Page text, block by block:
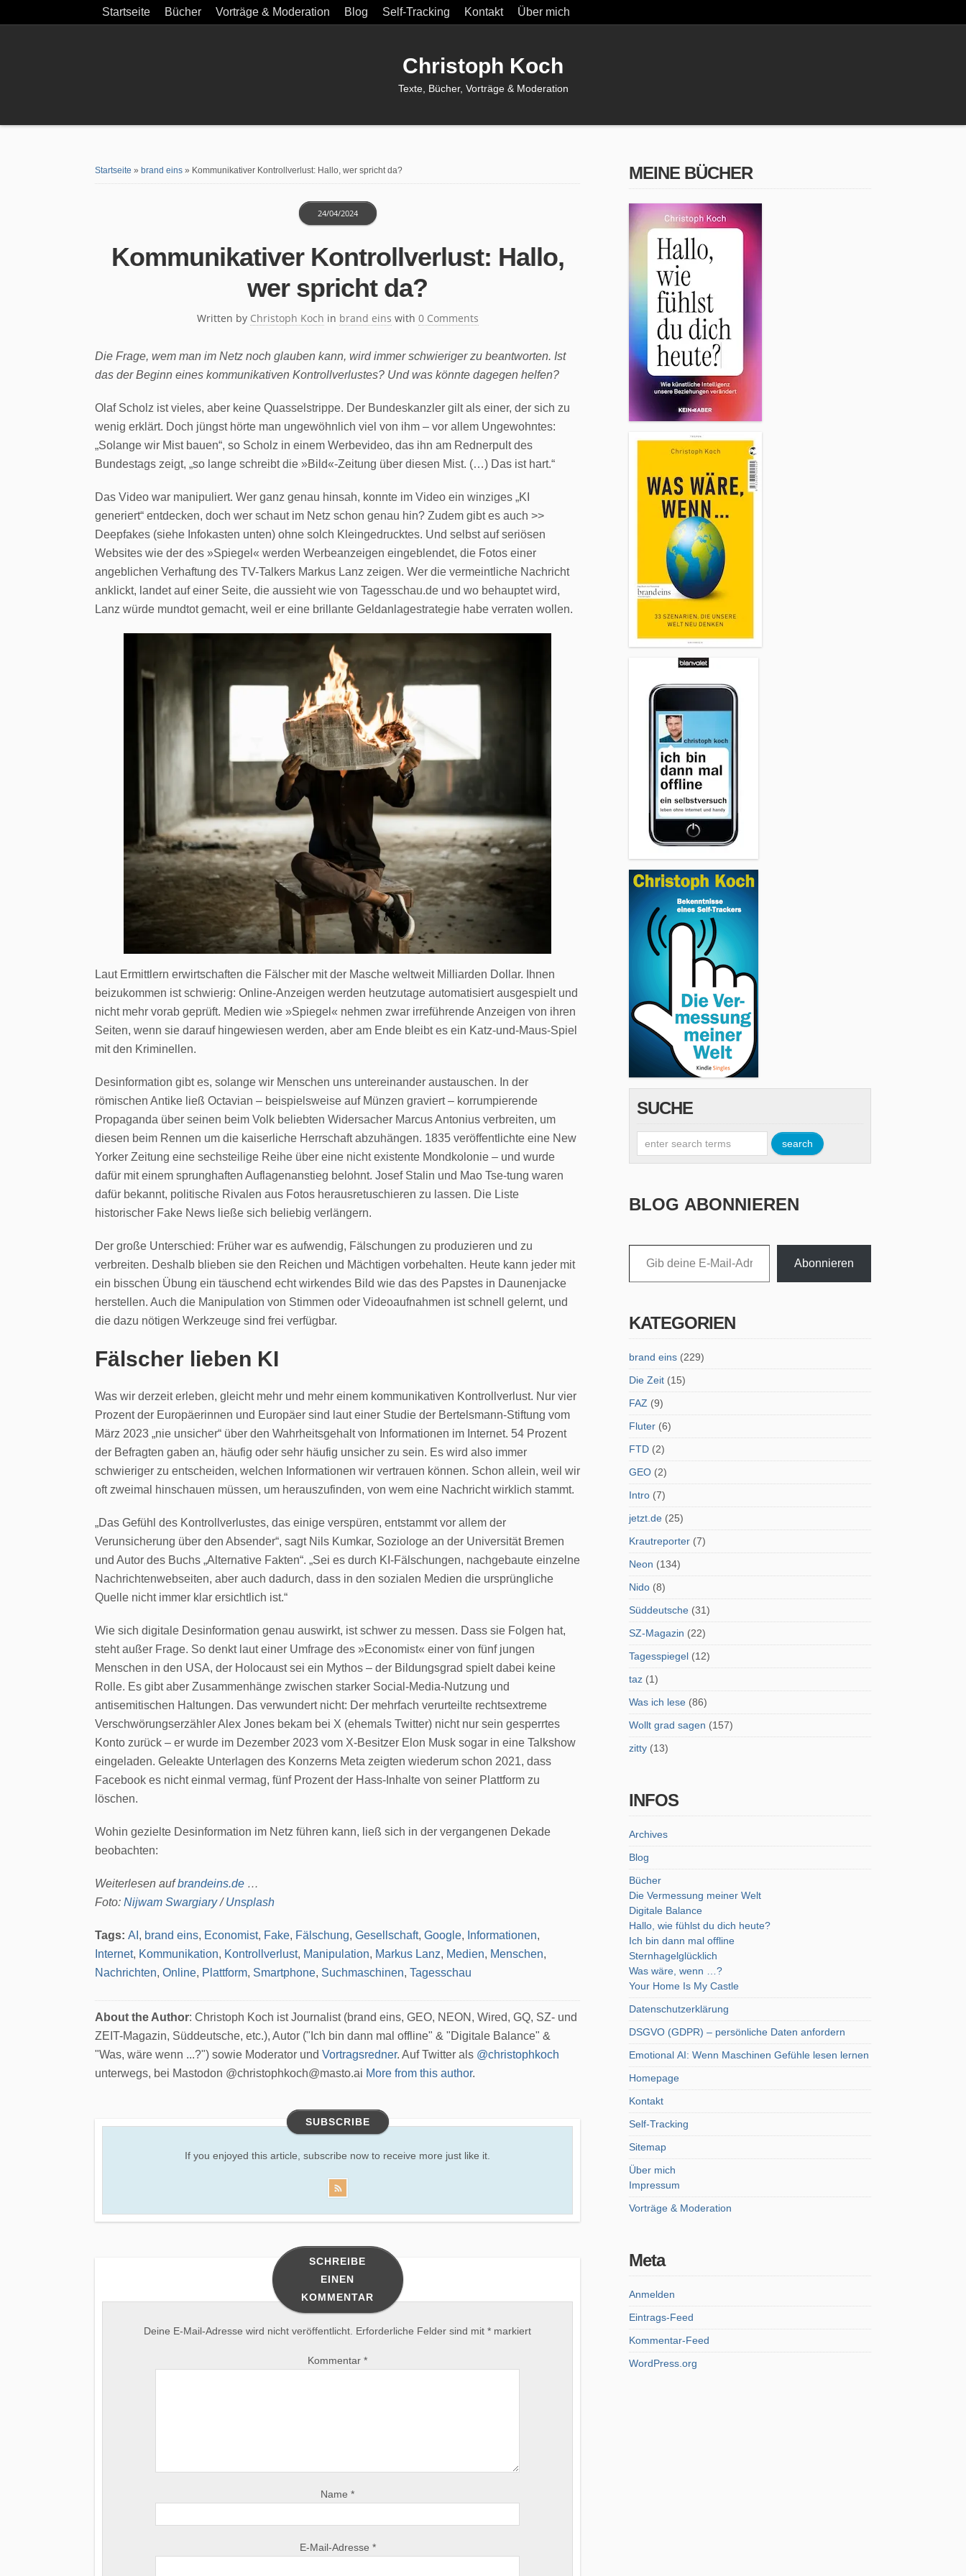
Startseite Bücher Vorträge & Moderation Blog Self-Tracking Kontakt Über mich
Christoph Koch
Texte, Bücher, Vorträge & Moderation
Startseite » brand eins » Kommunikativer Kontrollverlust: Hallo, wer spricht da?
Kommunikativer Kontrollverlust: Hallo,
wer spricht da?
Written by Christoph Koch
24/04/2024
in brand eins with 0 Comments
Die Frage, wem man im Netz noch glauben kann, wird immer schwieriger zu beantworten. Ist
das der Beginn eines kommunikativen Kontrollverlustes? Und was könnte dagegen helfen?
Olaf Scholz ist vieles, aber keine Quasselstrippe. Der Bundeskanzler gilt als einer, der sich zu
wenig erklärt. Doch jüngst hörte man ungewöhnlich viel von ihm – vor allem Ungewohntes:
„Solange wir Mist bauen“, so Scholz in einem Werbevideo, das ihn am Rednerpult des
Bundestags zeigt, „so lange schreibt die »Bild«-Zeitung über diesen Mist. (…) Das ist hart.“
Das Video war manipuliert. Wer ganz genau hinsah, konnte im Video ein winziges „KI
generiert“ entdecken, doch wer schaut im Netz schon genau hin? Zudem gibt es auch >>
Deepfakes (siehe Infokasten unten) ohne solch Kleingedrucktes. Und selbst auf seriösen
Websites wie der des »Spiegel« werden Werbeanzeigen eingeblendet, die Fotos einer
angeblichen Verhaftung des TV-Talkers Markus Lanz zeigen. Wer die vermeintliche Nachricht
anklickt, landet auf einer Seite, die aussieht wie von Tagesschau.de und wo behauptet wird,
Lanz würde mundtot gemacht, weil er eine brillante Geldanlagestrategie habe verraten wollen.
Laut Ermittlern erwirtschaften die Fälscher mit der Masche weltweit Milliarden Dollar. Ihnen
beizukommen ist schwierig: Online-Anzeigen werden heutzutage automatisiert ausgespielt und
nicht mehr vorab geprüft. Medien wie »Spiegel« nehmen zwar irreführende Anzeigen von ihren
Seiten, wenn sie darauf hingewiesen werden, aber am Ende bleibt es ein Katz-und-Maus-Spiel
mit den Kriminellen.
Desinformation gibt es, solange wir Menschen uns untereinander austauschen. In der
römischen Antike ließ Octavian – beispielsweise auf Münzen graviert – korrumpierende
Propaganda über seinen beim Volk beliebten Widersacher Marcus Antonius verbreiten, um
diesen beim Rennen um die kaiserliche Herrschaft abzuhängen. 1835 veröffentlichte eine New
Yorker Zeitung eine sechsteilige Reihe über eine nicht existente Mondkolonie – und wurde
dafür mit einem sprunghaften Auflagenanstieg belohnt. Josef Stalin und Mao Tse-tung waren
dafür bekannt, politische Rivalen aus Fotos herausretuschieren zu lassen. Die Liste
historischer Fake News ließe sich beliebig verlängern.
Der große Unterschied: Früher war es aufwendig, Fälschungen zu produzieren und zu
verbreiten. Deshalb blieben sie den Reichen und Mächtigen vorbehalten. Heute kann jeder mit
ein bisschen Übung ein täuschend echt wirkendes Bild wie das des Papstes in Daunenjacke
herstellen. Auch die Manipulation von Stimmen oder Videoaufnahmen ist schnell gelernt, und
die dazu nötigen Werkzeuge sind frei verfügbar.
Fälscher lieben KI
Was wir derzeit erleben, gleicht mehr und mehr einem kommunikativen Kontrollverlust. Nur vier
Prozent der Europäerinnen und Europäer sind laut einer Studie der Bertelsmann-Stiftung vom
März 2023 „nie unsicher“ über den Wahrheitsgehalt von Informationen im Internet. 54 Prozent
der Befragten gaben an, häufig oder sehr häufig unsicher zu sein. Es wird also immer
schwieriger zu entscheiden, welchen Informationen wir vertrauen können. Schon allein, weil wir
oft zweimal hinschauen müssen, um herauszufinden, von wem eine Nachricht wirklich stammt.
„Das Gefühl des Kontrollverlustes, das einige verspüren, entstammt vor allem der
Verunsicherung über den Absender“, sagt Nils Kumkar, Soziologe an der Universität Bremen
und Autor des Buchs „Alternative Fakten“. „Sei es durch KI-Fälschungen, nachgebaute einzelne
Nachrichtenwebseiten, aber auch dadurch, dass in den sozialen Medien die ursprüngliche
Quelle nicht immer klar ersichtlich ist.“
Wie sich digitale Desinformation genau auswirkt, ist schwer zu messen. Dass sie Folgen hat,
steht außer Frage. So denkt laut einer Umfrage des »Economist« einer von fünf jungen
Menschen in den USA, der Holocaust sei ein Mythos – der Bildungsgrad spielt dabei keine
Rolle. Es gibt aber Zusammenhänge zwischen starker Social-Media-Nutzung und
antisemitischen Haltungen. Das verwundert nicht: Der mehrfach verurteilte rechtsextreme
Verschwörungserzähler Alex Jones bekam bei X (ehemals Twitter) nicht nur sein gesperrtes
Konto zurück – er wurde im Dezember 2023 vom X-Besitzer Elon Musk sogar in eine Talkshow
eingeladen. Geleakte Unterlagen des Konzerns Meta zeigten wiederum schon 2021, dass
Facebook es nicht einmal vermag, fünf Prozent der Hass-Inhalte von seiner Plattform zu
löschen.
Wohin gezielte Desinformation im Netz führen kann, ließ sich in der vergangenen Dekade
beobachten:
Weiterlesen aufbrandeins.de …
Foto: Nijwam Swargiary/Unsplash
Tags: AI , brand eins, Economist, Fake, Fälschung, Gesellschaft, Google, Informationen,
Internet, Kommunikation, Kontrollverlust, Manipulation, Markus Lanz, Medien, Menschen,
Nachrichten, Online, Plattform, Smartphone, Suchmaschinen, Tagesschau
About the Author: Christoph Koch ist Journalist (brand eins, GEO, NEON, Wired, GQ, SZ- und
ZEIT-Magazin, Süddeutsche, etc.), Autor ("Ich bin dann mal offline" & "Digitale Balance" &
"Was, wäre wenn ...?") sowie Moderator und Vortragsredner. Auf Twitter als @christophkoch
unterwegs, bei Mastodon @christophkoch@masto.ai More from this author.
SUBSCRIBE
If you enjoyed this article, subscribe now to receive more just like it.
SCHREIBE
EINEN
KOMMENTAR
Deine E-Mail-Adresse wird nicht veröffentlicht. Erforderliche Felder sind mit * markiert
Kommentar *
Name *
E-Mail-Adresse *
MEINE BÜCHER
SUCHE
BLOG ABONNIEREN
Gib deine E-Mail-Adresse ein ...
Abonnieren
KATEGORIEN
brand eins(229)
Die Zeit(15)
FAZ (9)
Fluter(6)
FTD(2)
GEO(2)
Intro(7)
jetzt.de(25)
Krautreporter(7)
Neon (134)
Nido(8)
Süddeutsche(31)
SZ-Magazin (22)
Tagesspiegel(12)
taz(1)
Was ich lese(86)
Wollt grad sagen (157)
zitty(13)
INFOS
Archives
Blog
Bücher
Die Vermessung meiner Welt
Digitale Balance
Hallo, wie fühlst du dich heute?
Ich bin dann mal offline
Sternhagelglücklich
Was wäre, wenn …?
Your Home Is My Castle
Datenschutzerklärung
DSGVO (GDPR) – persönliche Daten anfordern
Emotional AI: Wenn Maschinen Gefühle lesen lernen
Homepage
Kontakt
Self-Tracking
Sitemap
Über mich
Impressum
Vorträge & Moderation
Meta
Anmelden
Eintrags-Feed
Kommentar-Feed
WordPress.org